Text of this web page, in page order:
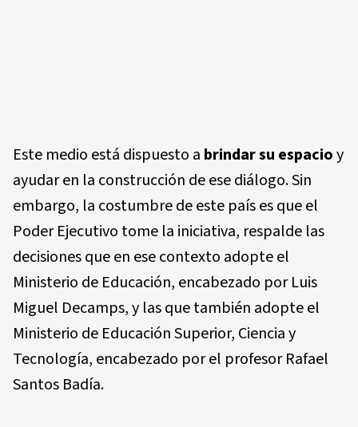
Este medio está dispuesto a brindar su espacioy
ayudar en la construcción de ese diálogo. Sin
embargo, la costumbre de este país es que el
Poder Ejecutivo tome la iniciativa, respalde las
decisiones que en ese contexto adopte el
Ministerio de Educación, encabezado por Luis
Miguel Decamps, y las que también adopte el
Ministerio de Educación Superior, Ciencia y
Tecnología, encabezado por el profesor Rafael
Santos Badía.